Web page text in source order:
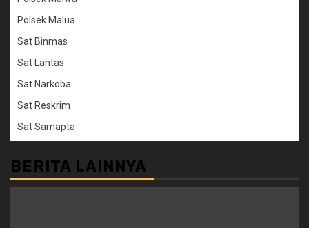
Polsek Malua
Sat Binmas
Sat Lantas
Sat Narkoba
Sat Reskrim
Sat Samapta
BERITA LAINNYA